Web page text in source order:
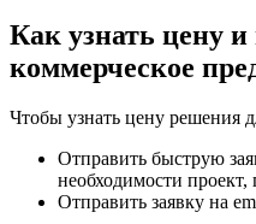
Как узнать цену
коммерческое
Чтобы узнать цену решения
Отправить быструю
необходимости проект,
Отправить заявку на